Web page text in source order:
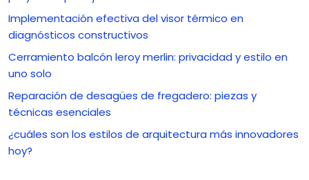
Implementación efectiva del visor térmico en
diagnósticos constructivos
Cerramiento balcón leroy merlin: privacidad y estilo en
uno solo
Reparación de desagües de fregadero: piezas y
técnicas esenciales
¿cuáles son los estilos de arquitectura más innovadores
hoy?